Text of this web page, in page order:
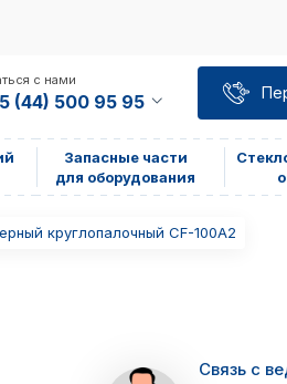
с нами
(44) 500 95 95
Запасные части
для оборудования
круглопалочный CF-100A2
Связь с